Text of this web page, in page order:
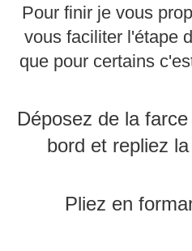
Pour finir je vous
vous faciliter l'étape
que pour certains
Déposez de la
bord et repliez
Pliez en